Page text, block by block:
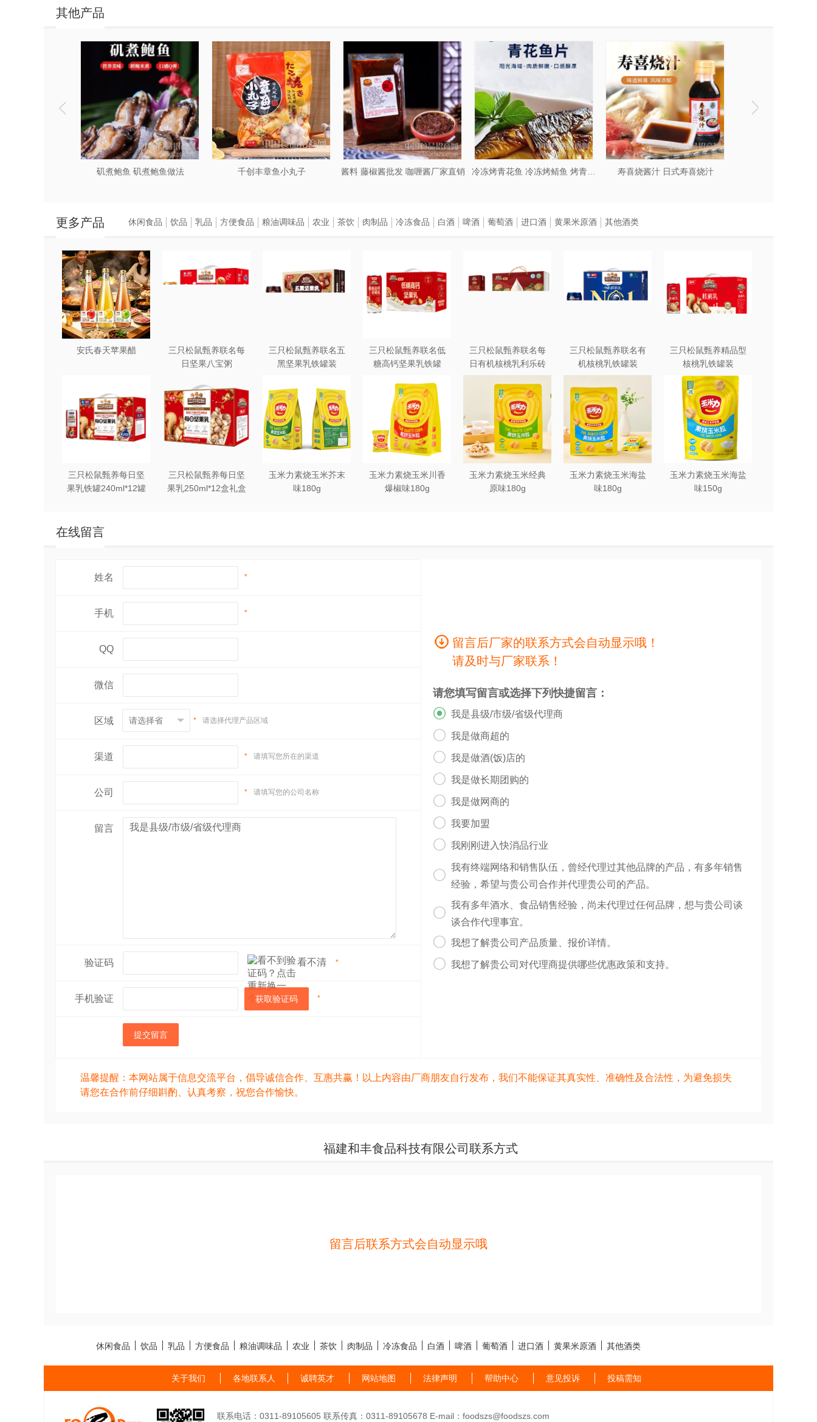
工的繁琐步骤。
预制菜的优点
方便快捷
对于忙碌的现代人来说，烹饪一顿饭菜往往需要花费大量的时间和精力。而预制菜则可以在任何时间、任何地点快速提供食物，极大地节省了消
费者的时间。无论是加班后的晚餐，还是周末的野餐，预制菜都能轻松满足需求。
多样化选择
预制菜的种类丰富多样，涵盖了中式、西式、以及多种国际菜系。消费者可以根据自己的口味，来选择不同种类的预制菜，这样也可以满足多样
化的饮食需求。无论是喜欢清淡口味的素食者，还是偏爱重口味的美食爱好者，都能在预制菜市场中找到适合自己的选择。
品安全标准。消费者可以放心食用预制菜，无需担心食品安全问题。
降低成本
相较于自行烹饪，购买预制菜可以节省大量的时间成本。对于餐饮行业来说，预制菜能够减少后厨人员数量，提高出餐速度，降低生产成本和经
营成本。预制菜还可以通过规模效应实现成本优化，降低单品价格，提高性价比。
预制菜的缺点
性价比差
虽然预制菜在方便快捷方面具有一定优势，但其价格往往较高且分量不足，或实物与图片不符等问题也时有发生，这也导致部分消费者认为预制
口感上有所逊色
虽然技术进步提高了预制菜的品质，但与新鲜现做的菜肴相比，在口感上仍然有所逊色。
预制菜作为现代食品工业的产物，为快节奏生活提供了便捷的饮食解决方案。然而其发展过程中也伴随着对环境、文化传承等多方面的考量。随
着技术的不断进步，预制菜行业需要在保持便捷性的同时，更加注重提升食品质量、优化包装材料，以实现可持续发展。
其他产品
矶煮鲍鱼 矶煮鲍鱼做法 千创丰章鱼小丸子 酱料 藤椒酱批发 咖喱酱厂家直销 寿喜烧酱汁 日式寿喜烧汁
更多产品
安氏春天苹果醋
三只松鼠甄养联名每
日坚果八宝粥
三只松鼠甄养联名五
黑坚果乳铁罐装
三只松鼠甄养联名低
糖高钙坚果乳铁罐
三只松鼠甄养联名每
日有机核桃乳利乐砖
250ml*12盒木盒装
三只松鼠甄养联名有
机核桃乳铁罐装
240ml*12罐礼盒
三只松鼠甄养精品型
核桃乳铁罐装
240ml*12罐
三只松鼠甄养每日坚
果乳铁罐240ml*12罐
三只松鼠甄养每日坚
果乳250ml*12盒礼盒
玉米力素烧玉米芥末
味180g
玉米力素烧玉米川香
爆椒味180g
玉米力素烧玉米经典
原味180g
玉米力素烧玉米海盐
味180g
玉米力素烧玉米海盐
味150g
休闲食品 饮品 乳品 方便食品 粮油调味品 农业 茶饮 肉制品 冷冻食品 白酒 啤酒 葡萄酒 进口酒 黄果米原酒 其他酒类
在线留言
姓名 *
手机 *
QQ
微信
区域 * 请选择代理产品区域
渠道 * 请填写您所在的渠道
公司 * 请填写您的公司名称
留言
验证码 看不清 *
手机验证 获取验证码 *
提交留言
留言后厂家的联系方式会自动显示哦！
请及时与厂家联系！
请您填写留言或选择下列快捷留言：
 我是县级/市级/省级代理商
 我是做商超的
 我是做酒(饭)店的
 我是做长期团购的
 我是做网商的
 我要加盟
 我刚刚进入快消品行业

我有终端网络和销售队伍，曾经代理过其他品牌的产品，有多年销售
经验，希望与贵公司合作并代理贵公司的产品。

我有多年酒水、食品销售经验，尚未代理过任何品牌，想与贵公司谈
谈合作代理事宜。
 我想了解贵公司产品质量、报价详情。
 我想了解贵公司对代理商提供哪些优惠政策和支持。
温馨提醒：本网站属于信息交流平台，倡导诚信合作、互惠共赢！以上内容由厂商朋友自行发布，我们不能保证其真实性、准确性及合法性，为避免损失
请您在合作前仔细斟酌、认真考察，祝您合作愉快。
福建和丰食品科技有限公司联系方式
留言后联系方式会自动显示哦
休闲食品 饮品 乳品 方便食品 粮油调味品 农业 茶饮 肉制品 冷冻食品 白酒 啤酒 葡萄酒 进口酒 黄果米原酒 其他酒类
关于我们 各地联系人 诚聘英才 网站地图 法律声明 帮助中心 意见投诉 投稿需知
联系电话：0311-89105605 联系传真：0311-89105678 E-mail：foodszs@foodszs.com